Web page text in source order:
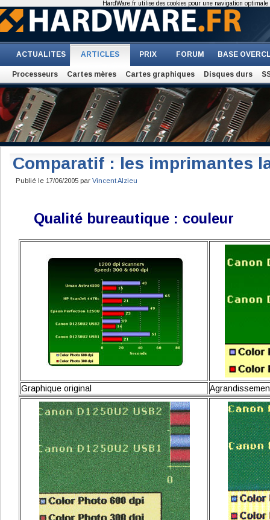
ACTUALITES ARTICLES PRIX FORUM BASE
Processeurs Cartes mères Cartes graphiques Disques durs
Comparatif : les imprimantes
Publié le 17/06/2005 par Vincent Alzieu
Qualité bureautique : couleur
Graphique original
HardWare.fr utilise des cookies pour une navigation